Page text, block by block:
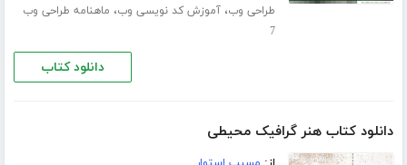
طراحی وب،آموزش کد نویسی وب، ماهنامه طراحی وب
7
دانلود کتاب
دانلود کتاب هنر گرافیک محیطی